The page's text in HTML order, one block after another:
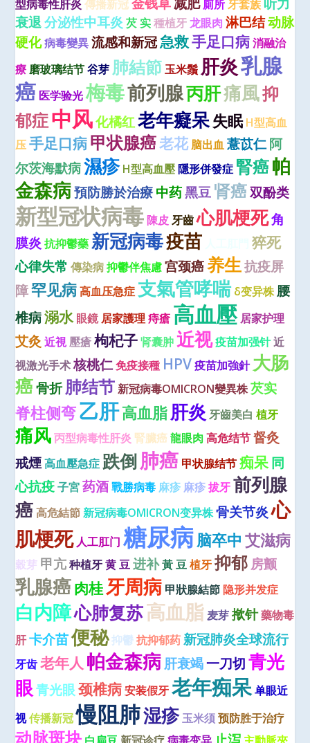
型病毒性肝炎 傳播新冠 廁所 牙套族
衰退分泌性中耳炎 芡 实 種植牙 龙眼肉 淋巴结动脉
硬化病毒變異 流感和新冠急救手足口病 消融治
療 磨玻璃结节 谷芽 肺結節 玉米鬚 肝炎乳腺
癌 医学验光 梅毒前列腺丙肝痛風抑
郁症中风化橘红老年癡呆失眠 H型高血
压 手足口病甲状腺癌老花 脑出血 薏苡仁阿
尔茨海默病濕疹 H型高血壓 隱形併發症 腎癌帕
金森病預防勝於治療中药黑豆肾癌双酚类
新型冠状病毒 陳皮 牙齒 心肌梗死角
膜炎 抗抑鬱藥 新冠病毒疫苗 猝死
心律失常 傳染病 抑鬱伴焦慮 宫颈癌养生抗疫屏
障罕见病 高血压急症 支氣管哮喘 δ变异株 腰
椎病溺水 眼鏡 居家護理 痔瘡 高血壓 居家护理
艾灸 近視 壓瘡 枸杞子 肾囊肿 近视疫苗加强针近
视激光手术 核桃仁免疫接種 HPV 疫苗加強針 大肠
癌骨折肺结节 新冠病毒OMICRON變異株芡实
脊柱侧弯乙肝高血脂肝炎 牙齒美白 植牙
痛风 丙型病毒性肝炎 腎臟癌 龍眼肉 高危结节 督灸
戒煙 高血壓急症 跌倒肺癌 甲状腺结节 痴呆同
心抗疫 子宮 药酒 戰勝病毒 麻疹 麻疹 拔牙 前列腺
癌 高危結節 新冠病毒OMICRON变异株骨关节炎 心
肌梗死 人工肛门 糖尿病脑卒中 艾滋病
穀芽 甲亢 种植牙 黄 豆 进补黃 豆 植牙 抑郁房颤
乳腺癌肉桂牙周病 甲狀腺結節 隐形并发症
白内障心肺复苏高血脂 麦芽 揿针藥物毒
肝卡介苗便秘抑鬱 抗抑郁药 新冠肺炎全球流行
牙齿 老年人 帕金森病肝衰竭一刀切 青光
眼 青光眼 颈椎病 安装假牙 老年痴呆 单眼近
视传播新冠 慢阻肺湿疹玉米须 预防胜于治疗
动脉斑块 白扁豆 新冠诊疗 病毒变异 止泻 主動脈夾